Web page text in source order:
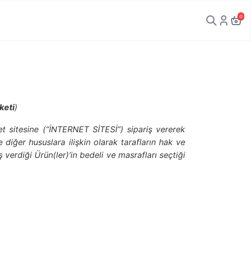
0
)
(“İNTERNET SİTESİ”) sipariş vererek
diğer hususlara ilişkin olarak tarafların hak ve
verdiği Ürün(ler)’in bedeli ve masrafları seçtiği